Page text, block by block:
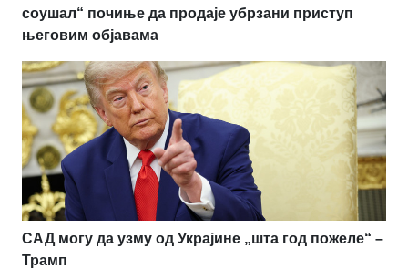
соушал“ почиње да продаје убрзани приступ
његовим објавама
САД могу да узму од Украјине „шта год пожеле“ –
Трамп